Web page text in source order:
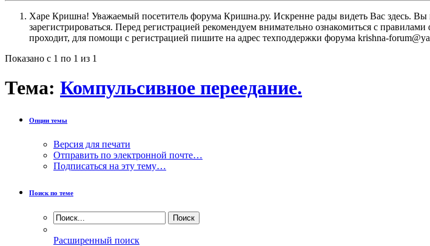
Харе Кришна! Уважаемый посетитель форума Кришна.ру. Искренне рады видеть Вас здесь.
зарегистрироваться. Перед регистрацией рекомендуем внимательно ознакомиться с
проходит, для помощи с регистрацией пишите на адрес техподдержки форума krishna-
Показано с 1 по 1 из 1
Тема: Компульсивное переедание.
Опции темы
Версия для печати
Отправить по электронной почте…
Подписаться на эту тему…
Поиск по теме
Расширенный поиск